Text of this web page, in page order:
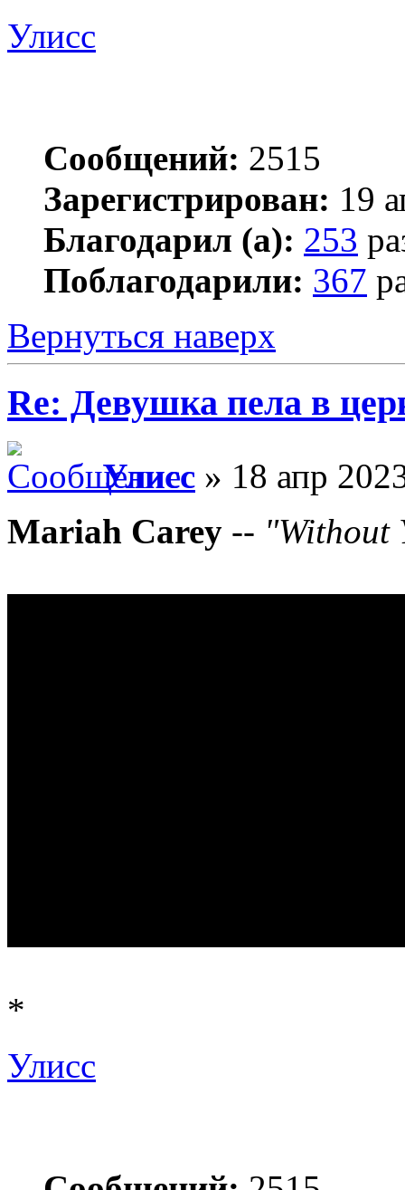
Улисс
Сообщений: 2515
Зарегистрирован: 19
Благодарил (а): 253
Поблагодарили: 367
Вернуться наверх
Re: Девушка пела в
Улисс » 18 апр
Mariah Carey -- "Without
*
Улисс